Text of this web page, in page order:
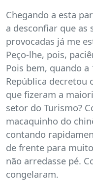
Chegando a esta
a desconfiar que as
provocadas já me
Peço-lhe, pois,
Pois bem, quando
República decretou
que fizeram a
setor do Turismo?
macaquinho do
contando
de frente para
não arredasse pé.
congelaram.